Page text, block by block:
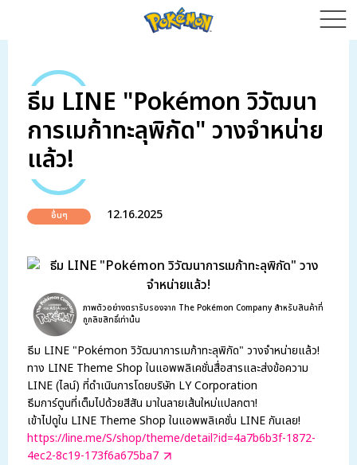
ธีม LINE "Pokémon วิวัฒนา
การเมก้าทะลุพิกัด" วางจำหน่าย
แล้ว!
อื่นๆ 12.16.2025
ภาพตัวอย่างตรารับรองจาก The Pokémon Company สำหรับสินค้าที่
ถูกลิขสิทธิ์เท่านั้น
ธีม LINE "Pokémon วิวัฒนาการเมก้าทะลุพิกัด" วางจำหน่ายแล้ว!
ทาง LINE Theme Shop ในแอพพลิเคชั่นสื่อสารและส่งข้อความ
LINE (ไลน์) ที่ดำเนินการโดยบริษัท LY Corporation
ธีมการ์ตูนที่เต็มไปด้วยสีสัน มาในลายเส้นใหม่แปลกตา!
เข้าไปดูใน LINE Theme Shop ในแอพพลิเคชั่น LINE กันเลย!
https://line.me/S/shop/theme/detail?id=4a7b6b3f-1872-
4ec2-8c19-173f6a675ba7